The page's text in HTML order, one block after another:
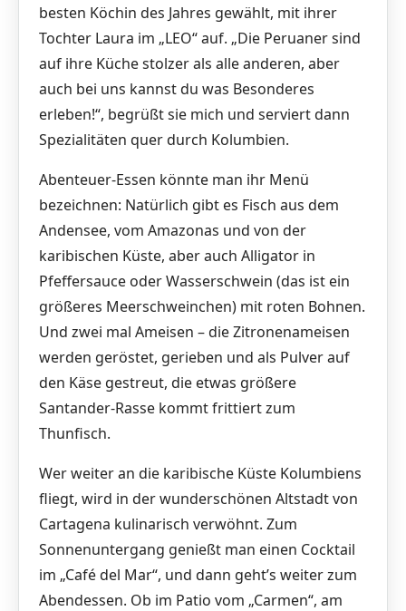
besten Köchin des Jahres gewählt, mit ihrer
Tochter Laura im „LEO“ auf. „Die Peruaner sind
auf ihre Küche stolzer als alle anderen, aber
auch bei uns kannst du was Besonderes
erleben!“, begrüßt sie mich und serviert dann
Spezialitäten quer durch Kolumbien.
Abenteuer-Essen könnte man ihr Menü
bezeichnen: Natürlich gibt es Fisch aus dem
Andensee, vom Amazonas und von der
karibischen Küste, aber auch Alligator in
Pfeffersauce oder Wasserschwein (das ist ein
größeres Meerschweinchen) mit roten Bohnen.
Und zwei mal Ameisen – die Zitronenameisen
werden geröstet, gerieben und als Pulver auf
den Käse gestreut, die etwas größere
Santander-Rasse kommt frittiert zum
Thunfisch.
Wer weiter an die karibische Küste Kolumbiens
fliegt, wird in der wunderschönen Altstadt von
Cartagena kulinarisch verwöhnt. Zum
Sonnenuntergang genießt man einen Cocktail
im „Café del Mar“, und dann geht’s weiter zum
Abendessen. Ob im Patio vom „Carmen“, am